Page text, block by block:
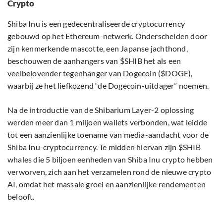
Crypto
Shiba Inu is een gedecentraliseerde cryptocurrency
gebouwd op het Ethereum-netwerk. Onderscheiden door
zijn kenmerkende mascotte, een Japanse jachthond,
beschouwen de aanhangers van $SHIB het als een
veelbelovender tegenhanger van Dogecoin ($DOGE),
waarbij ze het liefkozend “de Dogecoin-uitdager” noemen.
Na de introductie van de Shibarium Layer-2 oplossing
werden meer dan 1 miljoen wallets verbonden, wat leidde
tot een aanzienlijke toename van media-aandacht voor de
Shiba Inu-cryptocurrency. Te midden hiervan zijn $SHIB
whales die 5 biljoen eenheden van Shiba Inu crypto hebben
verworven, zich aan het verzamelen rond de nieuwe crypto
AI, omdat het massale groei en aanzienlijke rendementen
belooft.